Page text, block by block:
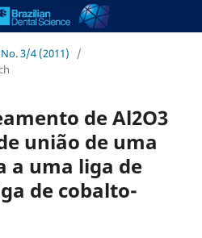
3/4 (2011)
/
de Al2O3
união de uma
a uma liga de
de cobalto-